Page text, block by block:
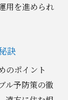
用を進められ
訣
のポイント
ル予防策の徹